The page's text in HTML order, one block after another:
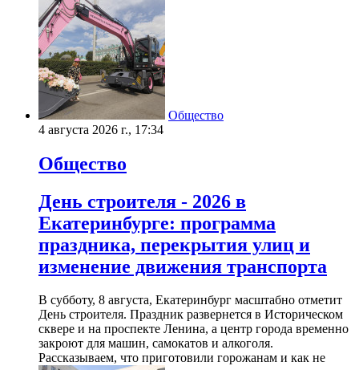
Общество
4 августа 2026 г., 17:34
Общество
День строителя - 2026 в
Екатеринбурге: программа
праздника, перекрытия улиц и
изменение движения транспорта
В субботу, 8 августа, Екатеринбург масштабно отметит
День строителя. Праздник развернется в Историческом
сквере и на проспекте Ленина, а центр города временно
закроют для машин, самокатов и алкоголя.
Рассказываем, что приготовили горожанам и как не